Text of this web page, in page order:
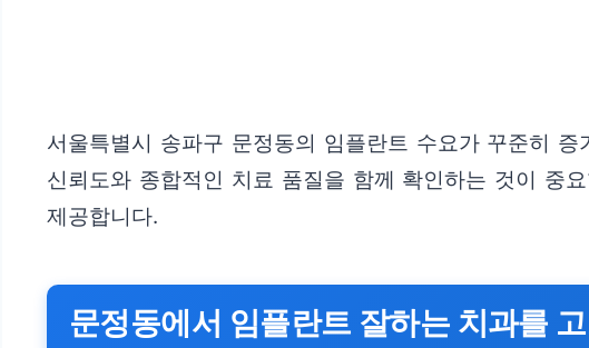
서울특별시 송파구 문정동의 임플란트 수요가 꾸준히
신뢰도와 종합적인 치료 품질을 함께 확인하는 것이 중
제공합니다.
문정동에서 임플란트 잘하는 치과를